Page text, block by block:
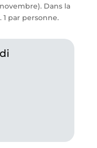
Dans la
par personne.